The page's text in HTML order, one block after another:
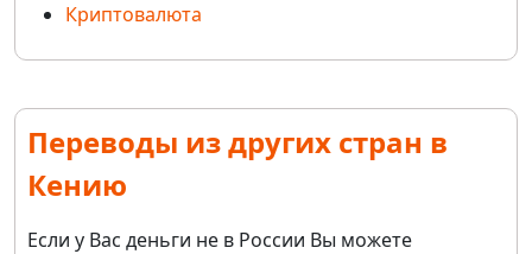
Криптовалюта
Переводы из других стран в
Кению
Если у Вас деньги не в России Вы можете